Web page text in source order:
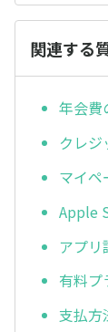
関連する
年会費
クレジ
マイペ
Apple
アプリ
有料プ
支払方